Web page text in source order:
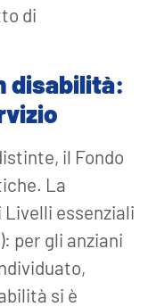
di
disabilità:
il Fondo
La
essenziali
per gli anziani
si è